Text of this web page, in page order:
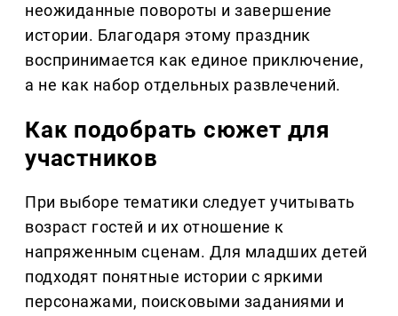
неожиданные повороты и завершение
истории. Благодаря этому праздник
воспринимается как единое приключение,
а не как набор отдельных развлечений.
Как подобрать сюжет для
участников
При выборе тематики следует учитывать
возраст гостей и их отношение к
напряженным сценам. Для младших детей
подходят понятные истории с яркими
персонажами, поисковыми заданиями и